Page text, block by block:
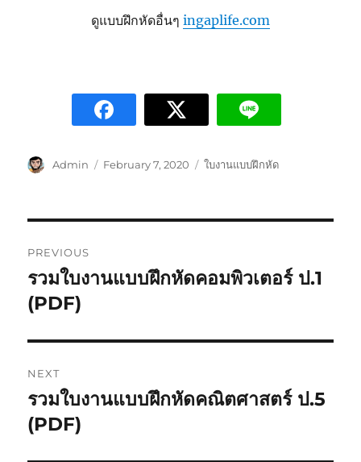
ดูแบบฝึกหัดอื่นๆ ingaplife.com
Admin February 7, 2020 ใบงานแบบฝึกหัด
PREVIOUS
รวมใบงานแบบฝึกหัดคอมพิวเตอร์ ป.1
(PDF)
NEXT
รวมใบงานแบบฝึกหัดคณิตศาสตร์ ป.5
(PDF)